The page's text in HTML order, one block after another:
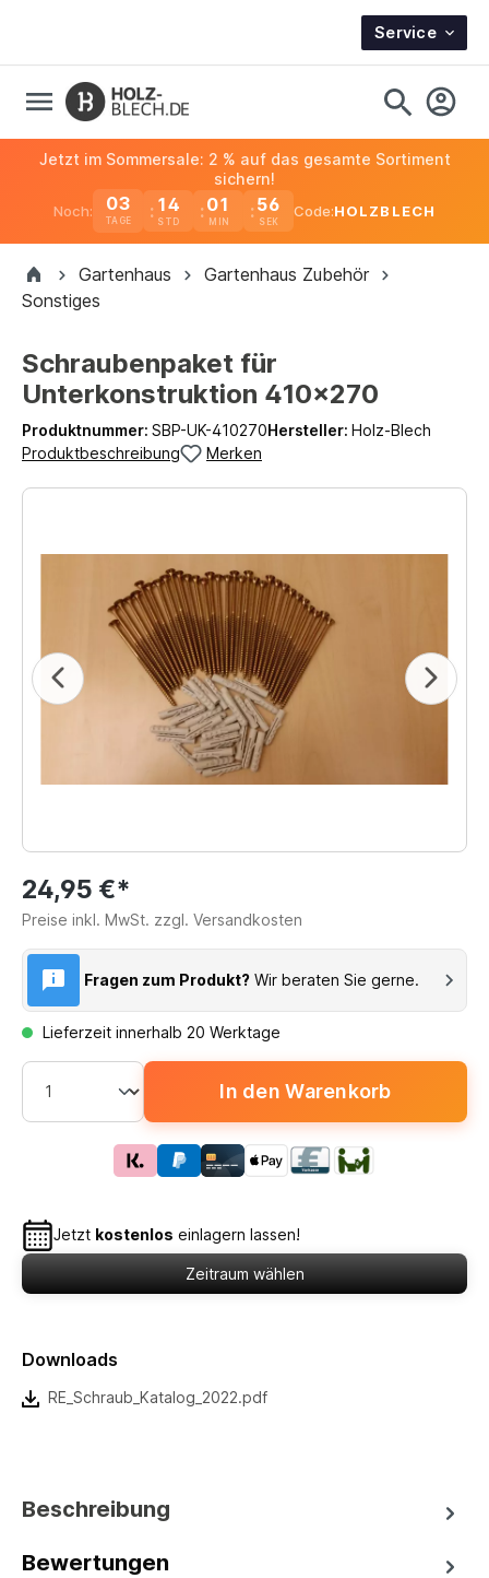
Service
Noch: 03
TAGE
14 01 55
Jetzt im Sommersale: 2 % auf das gesamte Sortiment
sichern!
Code:HOLZBLECH
Gartenhaus
Gartenhaus Zubehör
Sonstiges
Schraubenpaket für
Unterkonstruktion 410x270
Produktnummer: SBP-UK-410270Hersteller: Holz-Blech
Produktbeschreibung
Merken
24,95 €*
Preise inkl. MwSt. zzgl. Versandkosten
Fragen zum Produkt? Wir beraten Sie gerne.
Lieferzeit innerhalb 20 Werktage
In den Warenkorb
Jetzt kostenlos einlagern lassen!
Zeitraum wählen
Downloads
RE_Schraub_Katalog_2022.pdf
Beschreibung
Bewertungen